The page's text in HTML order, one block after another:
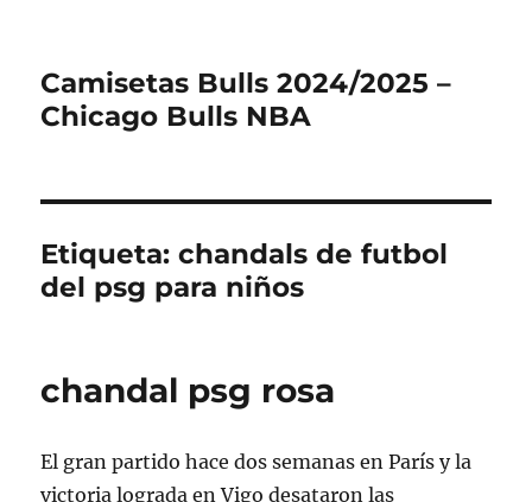
Camisetas Bulls 2024/2025 –
Chicago Bulls NBA
Etiqueta:chandals de futbol
del psg para niños
chandal psg rosa
El gran partido hace dos semanas en París y la
victoria lograda en Vigo desataron las